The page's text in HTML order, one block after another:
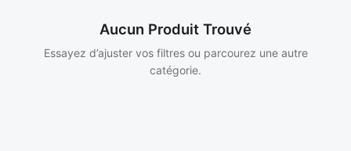
Aucun Produit Trouvé
Essayez d’ajuster vos filtres ou parcourez une autre
catégorie.